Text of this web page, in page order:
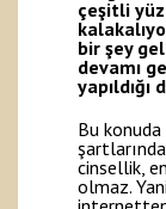
çeşitli
bir şey
devamı
yapıldığı
Bu
cinsellik,
olmaz.